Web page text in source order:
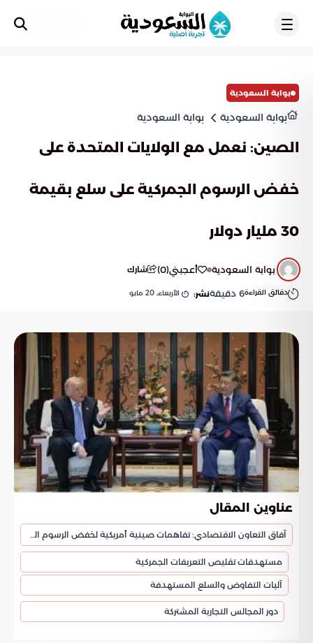
بوابة السعودية
بوابة السعودية بوابة السعودية
الصين: نعمل مع الولايات المتحدة على
خفض الرسوم الجمركية على سلع بقيمة
30 مليار دولار
بوابة السعودية أعجبني(
0
) شارك
دقائق القراءة6 دقيقةنشر: الأربعاء, 20 مايو
عناوين المقال
آفاق التعاون الاقتصادي: تفاهمات صينية أمريكية لخفض الرسوم الجمركية
مستهدفات تقليص التعريفات الجمركية
آليات التفاوض والسلع المستهدفة
دور المجالس التجارية المشتركة